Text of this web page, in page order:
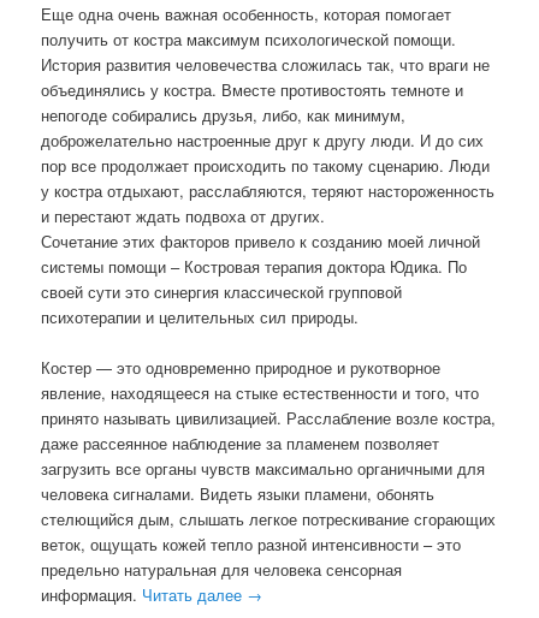
Еще одна очень важная особенность, которая помогает
получить от костра максимум психологической помощи.
История развития человечества сложилась так, что враги не
объединялись у костра. Вместе противостоять темноте и
непогоде собирались друзья, либо, как минимум,
доброжелательно настроенные друг к другу люди. И до сих
пор все продолжает происходить по такому сценарию. Люди
у костра отдыхают, расслабляются, теряют настороженность
и перестают ждать подвоха от других.
Сочетание этих факторов привело к созданию моей личной
системы помощи – Костровая терапия доктора Юдика. По
своей сути это синергия классической групповой
психотерапии и целительных сил природы.
Костер — это одновременно природное и рукотворное
явление, находящееся на стыке естественности и того, что
принято называть цивилизацией. Расслабление возле костра,
даже рассеянное наблюдение за пламенем позволяет
загрузить все органы чувств максимально органичными для
человека сигналами. Видеть языки пламени, обонять
стелющийся дым, слышать легкое потрескивание сгорающих
веток, ощущать кожей тепло разной интенсивности – это
предельно натуральная для человека сенсорная
информация. Читать далее →